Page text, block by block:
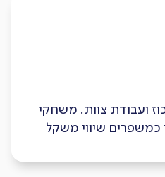
ועבודת צוות. משחקי
כמשפרים שיווי משקל